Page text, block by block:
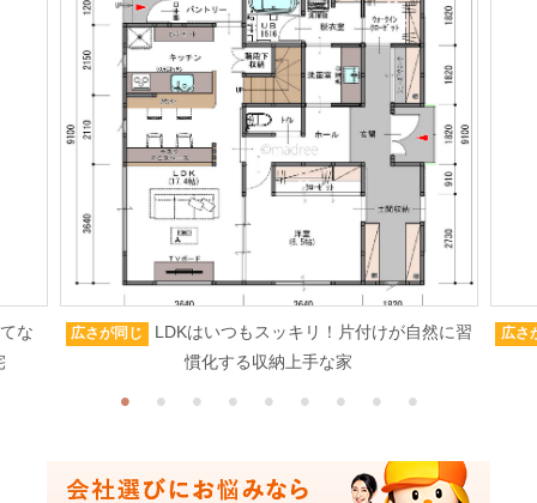
な
広さが同じ
LDKはいつもスッキリ！片付けが自然に習
慣化する収納上手な家
広さ